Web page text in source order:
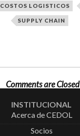
COSTOS LOGISTICOS
SUPPLY CHAIN
Comments are Closed
INSTITUCIONAL
Acerca de CEDOL
Socios